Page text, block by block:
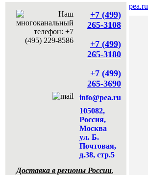
+7 (499)
265-3108
+7 (499)
265-3180
+7 (499)
265-3690
info@pea.ru
105082,
Россия,
Москва
ул. Б.
Почтовая,
д.38, стр.5
Доставка в регионы России,
pea.ru